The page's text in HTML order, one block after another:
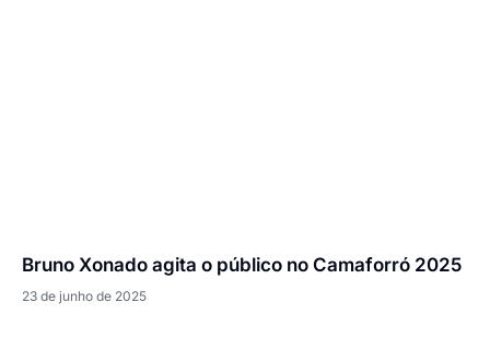
Bruno Xonado agita o público no Camaforró 2025
23 de junho de 2025